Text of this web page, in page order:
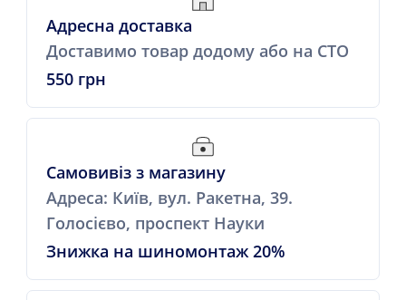
Адресна доставка
Доставимо товар додому або на СТО
550 грн
Самовивіз з магазину
Адреса: Київ, вул. Ракетна, 39.
Голосієво, проспект Науки
Знижка на шиномонтаж 20%